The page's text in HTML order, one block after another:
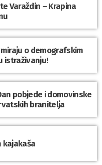
Varaždin – Krapina
o demografskim
istraživanju!
pobjede i domovinske
branitelja
kajakaša